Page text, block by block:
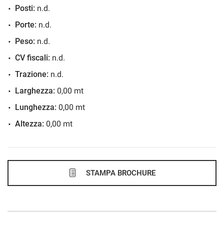
36 Mesi
725€/mese
48 Mesi
735€/mese
Posti: n.d.
Porte: n.d.
Peso: n.d.
CV fiscali: n.d.
Trazione: n.d.
Larghezza: 0,00 mt
Lunghezza: 0,00 mt
Altezza: 0,00 mt
STAMPA BROCHURE